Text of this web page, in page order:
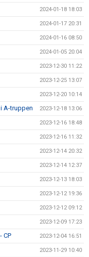
2024-01-18 18:03
2024-01-17 20:31
2024-01-16 08:50
2024-01-05 20:04
2023-12-30 11:22
2023-12-25 13:07
2023-12-20 10:14
A-truppen 2023-12-18 13:06
2023-12-16 18:48
2023-12-16 11:32
2023-12-14 20:32
2023-12-14 12:37
2023-12-13 18:03
2023-12-12 19:36
2023-12-12 09:12
2023-12-09 17:23
CP 2023-12-04 16:51
2023-11-29 10:40